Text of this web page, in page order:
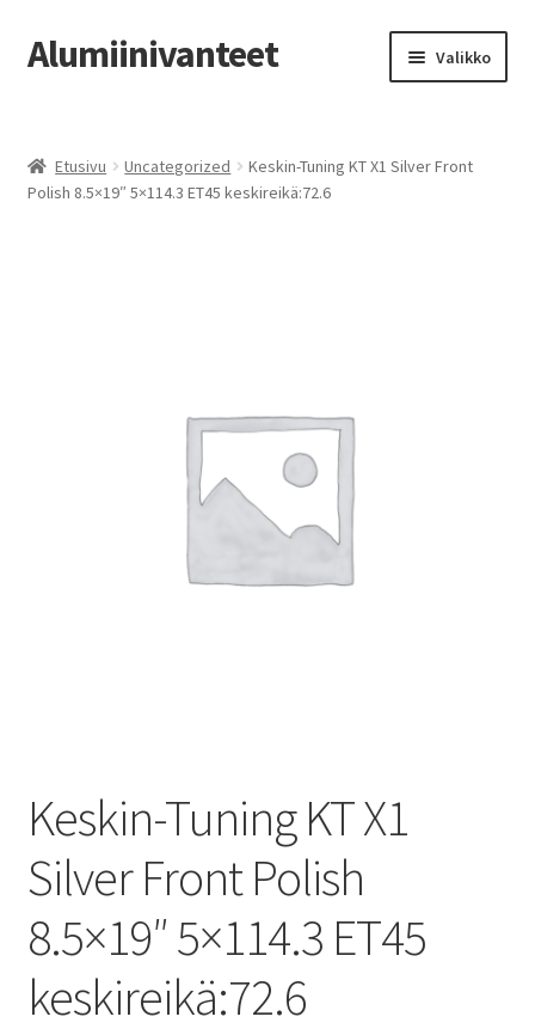
Siirry
navigointiin
Siirry
sisältöön
Alumiinivanteet Valikko
Kauppa
Etusivu Uncategorized
Keskin-Tuning KT X1 Silver Front
Polish 8.5×19″ 5×114.3 ET45 keskireikä:72.6
Keskin-Tuning KT X1
Silver Front Polish
8.5×19″ 5×114.3 ET45
keskireikä:72.6